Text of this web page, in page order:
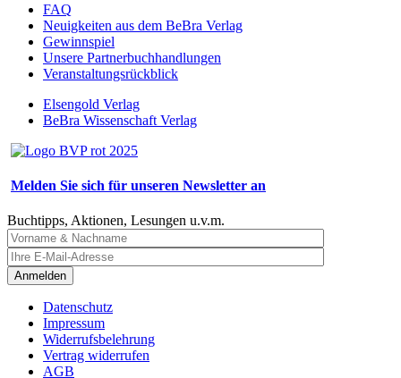
FAQ
Neuigkeiten aus dem BeBra Verlag
Gewinnspiel
Unsere Partnerbuchhandlungen
Veranstaltungsrückblick
Elsengold Verlag
BeBra Wissenschaft Verlag
Melden Sie sich für unseren Newsletter an
Buchtipps, Aktionen, Lesungen u.v.m.
Anmelden
Datenschutz
Impressum
Widerrufsbelehrung
Vertrag widerrufen
AGB